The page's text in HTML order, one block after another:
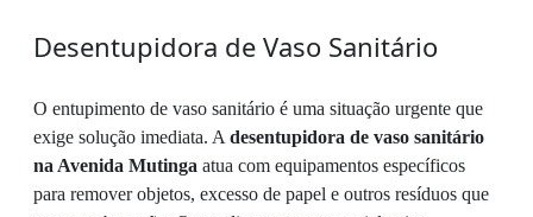
Desentupidora de Vaso Sanitário
O entupimento de vaso sanitário é uma situação urgente que
exige solução imediata. A desentupidora de vaso sanitário
na Avenida Mutinga atua com equipamentos específicos
para remover objetos, excesso de papel e outros resíduos que